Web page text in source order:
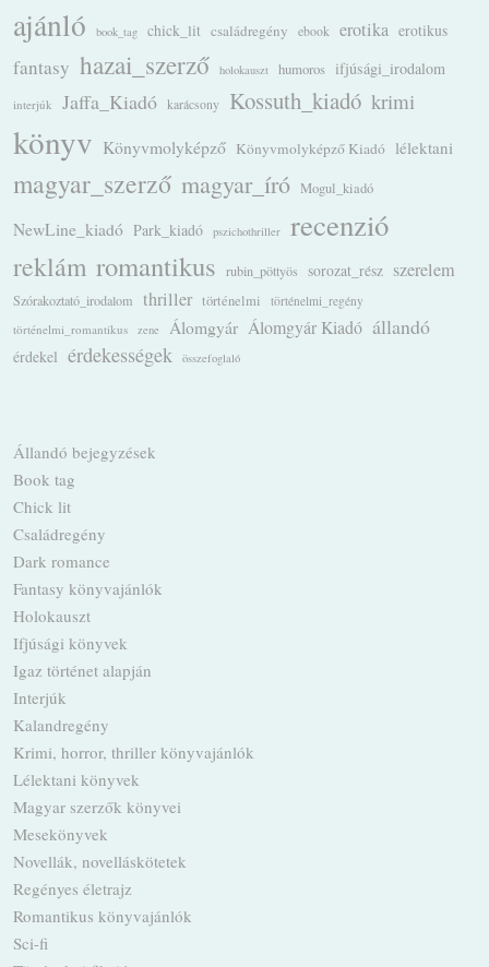
ajánló book_tag chick_lit családregény ebook erotika erotikus
fantasy hazai_szerző holokauszt humoros ifjúsági_irodalom
interjúk Jaffa_Kiadó karácsony Kossuth_kiadó krimi
könyv Könyvmolyképző Könyvmolyképző Kiadó lélektani
magyar_szerző magyar_író Mogul_kiadó
NewLine_kiadó Park_kiadó pszichothriller recenzió
reklám romantikus rubin_pöttyös sorozat_rész szerelem
Szórakoztató_irodalom thriller történelmi
történelmi_regény
történelmi_romantikus
zene Álomgyár Álomgyár Kiadó állandó
érdekel érdekességek összefoglaló
Állandó bejegyzések
Book tag
Chick lit
Családregény
Dark romance
Fantasy könyvajánlók
Holokauszt
Ifjúsági könyvek
Igaz történet alapján
Interjúk
Kalandregény
Krimi, horror, thriller könyvajánlók
Lélektani könyvek
Magyar szerzők könyvei
Mesekönyvek
Novellák, novelláskötetek
Regényes életrajz
Romantikus könyvajánlók
Sci-fi